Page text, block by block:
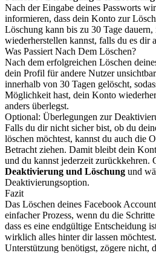
Nach der Eingabe deines Passworts
informieren, dass dein Konto zur
Löschung kann bis zu 30 Tage
wiederherstellen kannst, falls du es dir
Was Passiert Nach Dem Löschen?
Nach dem erfolgreichen Löschen
dein Profil für andere Nutzer
innerhalb von 30 Tagen gelöscht,
Möglichkeit hast, dein Konto
anders überlegst.
Optional: Überlegungen zur
Falls du dir nicht sicher bist, ob du
löschen möchtest, kannst du auch die
Betracht ziehen. Damit bleibt dein
und du kannst jederzeit zurückkehren.
Deaktivierung und Löschung und
Deaktivierungsoption.
Fazit
Das Löschen deines Facebook
einfacher Prozess, wenn du die
dass es eine endgültige Entscheidung
wirklich alles hinter dir lassen
Unterstützung benötigst, zögere nicht,